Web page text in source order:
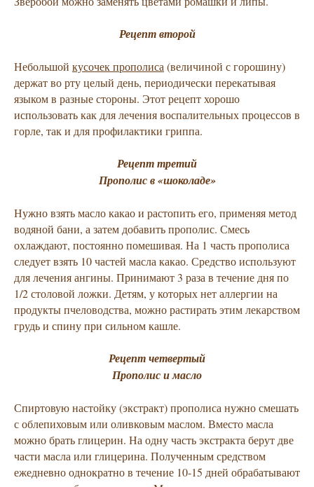
Рецепт второй
Небольшой кусочек прополиса (величиной с горошину)
держат во рту целый день, периодически перекатывая
языком в разные стороны. Этот рецепт хорошо
использовать как для лечения воспалительных процессов в
горле, так и для профилактики гриппа.
Рецепт третий
Прополис в «шоколаде»
Нужно взять масло какао и растопить его, применяя метод
водяной бани, а затем добавить прополис. Смесь
охлаждают, постоянно помешивая. На 1 часть прополиса
следует взять 10 частей масла какао. Средство используют
для лечения ангины. Принимают 3 раза в течение дня по
1/2 столовой ложки. Детям, у которых нет аллергии на
продукты пчеловодства, можно растирать этим лекарством
грудь и спину при сильном кашле.
Рецепт четвертый
Прополис и масло
Спиртовую настойку (экстракт) прополиса нужно смешать
с облепиховым или оливковым маслом. Вместо масла
можно брать глицерин. На одну часть экстракта берут две
части масла или глицерина. Полученным средством
ежедневно однократно в течение 10-15 дней обрабатывают